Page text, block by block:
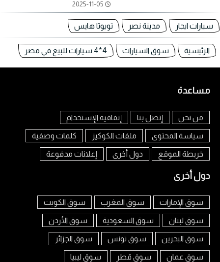
سيارات ايجار مدينة نصر تويوتا هايس
الرئيسية سوق السيارات 4*4 سيارات للبيع في مصر
مساعدة
من نحن إتصل بنا إتفاقية الإستخدام
سياسة المحتوى ملفات الكوكيز كلمات وصفية
خريطة الموقع دول أخرى إعلانات مدفوعة
دول أخرى
سوق الإمارات سوق المغرب سوق الكويت
سوق لبنان سوق السعودية سوق الأردن
سوق البحرين سوق تونس سوق الجزائر
سوق عمان سوق قطر سوق ليبيا